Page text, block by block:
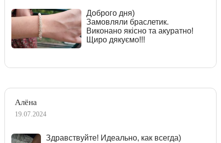
Доброго дня)
Замовляли браслетик.
Виконано якісно та акуратно!
Щиро дякуємо!!!
Алёна
19.07.2024
Здравствуйте! Идеально, как всегда)